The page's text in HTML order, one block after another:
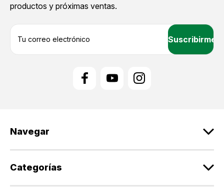
productos y próximas ventas.
e
r
Navegar
Categorías